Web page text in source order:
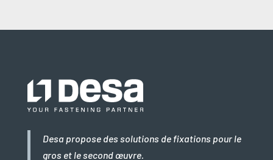
Desa propose des solutions de fixations pour le
gros et le second œuvre.